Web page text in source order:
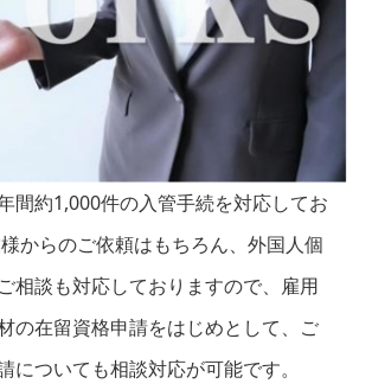
間約1,000件の入管手続を対応してお
からのご依頼はもちろん、外国人個
相談も対応しておりますので、雇用
の在留資格申請をはじめとして、ご
についても相談対応が可能です。